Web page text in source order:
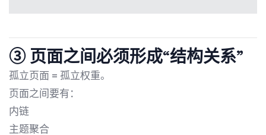
③ 页面之间必须形成“结构关系”
孤立页面 = 孤立权重。
页面之间要有：
内链
主题聚合